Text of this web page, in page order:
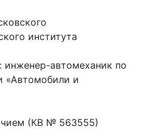
института
инженер-автомеханик по
«Автомобили и
(КВ № 563555)